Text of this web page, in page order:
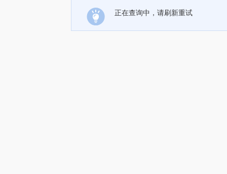
正在查询中，请刷新重试